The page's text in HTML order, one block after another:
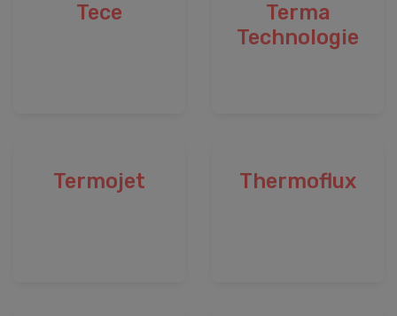
Tece
Terma
Technologie
Termojet Thermoflux